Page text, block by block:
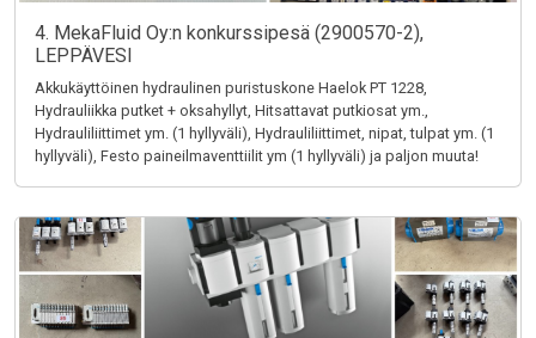
4. MekaFluid Oy:n konkurssipesä (2900570-2),
LEPPÄVESI
Akkukäyttöinen hydraulinen puristuskone Haelok PT 1228,
Hydrauliikka putket + oksahyllyt, Hitsattavat putkiosat ym.,
Hydrauliliittimet ym. (1 hyllyväli), Hydrauliliittimet, nipat, tulpat ym. (1
hyllyväli), Festo paineilmaventtiilit ym (1 hyllyväli) ja paljon muuta!